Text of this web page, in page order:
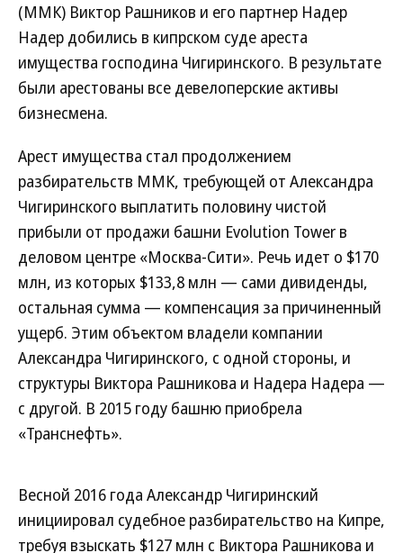
(ММК) Виктор Рашников и его партнер Надер
Надер добились в кипрском суде ареста
имущества господина Чигиринского. В результате
были арестованы все девелоперские активы
бизнесмена.
Арест имущества стал продолжением
разбирательств ММК, требующей от Александра
Чигиринского выплатить половину чистой
прибыли от продажи башни Evolution Tower в
деловом центре «Москва-Сити». Речь идет о $170
млн, из которых $133,8 млн — сами дивиденды,
остальная сумма — компенсация за причиненный
ущерб. Этим объектом владели компании
Александра Чигиринского, с одной стороны, и
структуры Виктора Рашникова и Надера Надера —
с другой. В 2015 году башню приобрела
«Транснефть».
Весной 2016 года Александр Чигиринский
инициировал судебное разбирательство на Кипре,
требуя взыскать $127 млн с Виктора Рашникова и